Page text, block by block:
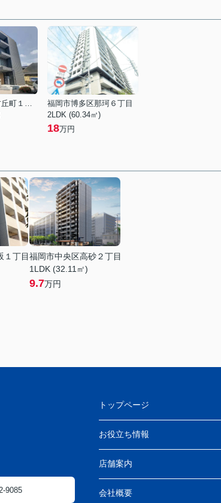
福岡市博多区竹丘町１丁目
福岡市博多区那珂６丁目
2LDK (60.34㎡)
18万円
１丁目福岡市中央区高砂２丁目
1LDK (32.11㎡)
9.7万円
9085
トップページ
お役立ち情報
店舗案内
会社概要